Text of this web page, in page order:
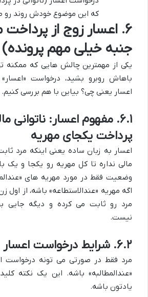
که این موضوع خودش روند رو
۶. اعسار زوج از
جنبه خیلی مهم پرونده)
یکی از مهمترین چالش هایی که ممکنه
باهاش روبرو بشید، درخواست
اعسار یعنی چی؟ بیاین با هم بررسی کنیم.
۶.۱. مفهوم اعسار: ناتوانی
پرداخت یکجای مهریه
اعسار به زبان ساده یعنی اینکه مرد
مالی نداره تا کل مهریه رو یکجا و یک
وضعیت فقط در مورد مهریه های
اگه مهریه «عندالاستطاعه» باشه، از اول
مرد رو ثابت می کرده و دیگه جایی
نیست.
۶.۲. شرایط درخواست اعسار
مرد فقط در صورتی می تونه درخواست
«عندالمطالبه» باشه. این یک نکته
یادتون باشه.